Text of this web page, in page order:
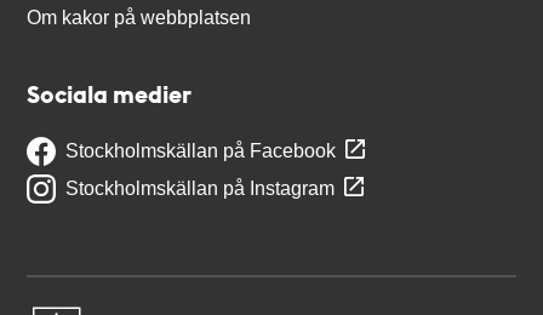
Om kakor på webbplatsen
Sociala medier
Stockholmskällan på Facebook
Stockholmskällan på Instagram